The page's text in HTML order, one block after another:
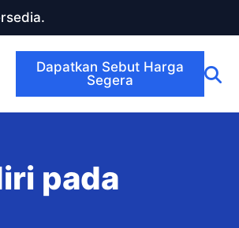
Dapatkan Sebut Harga
Segera
pada